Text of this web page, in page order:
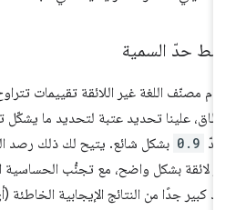
حدّ السمية
مصنّف اللغة غير اللائقة تقييمات تتراوح
علينا تحديد عتبة لتحديد ما يشكّل
0.9 بشكل شائع. يتيح لك ذلك رصد
لائقة بشكل واضح، مع تجنُّب الحساسية
كبير جدًا من النتائج الإيجابية الخاطئة (أي